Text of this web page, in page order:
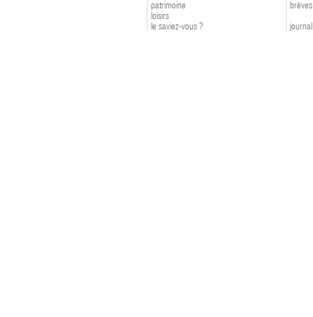
patrimoine
loisirs
le saviez-vous ?
brèves